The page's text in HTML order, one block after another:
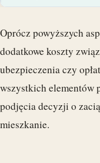
Oprócz powyższych
dodatkowe koszty
ubezpieczenia czy
wszystkich elementów
podjęcia decyzji o
mieszkanie.